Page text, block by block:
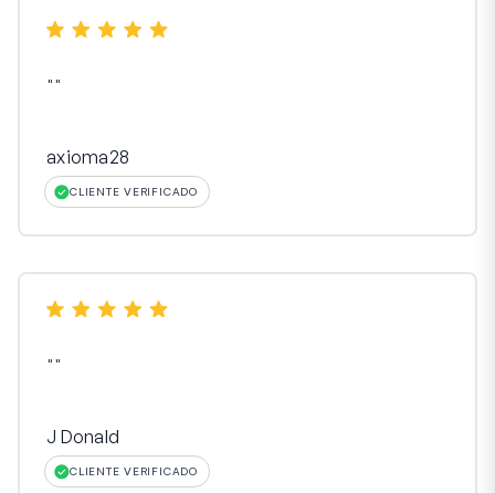
""
axioma28
CLIENTE VERIFICADO
""
J Donald
CLIENTE VERIFICADO